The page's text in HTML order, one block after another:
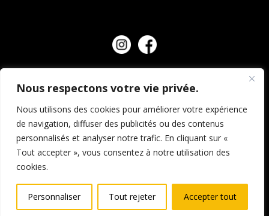
Nous respectons votre vie privée.
Nous utilisons des cookies pour améliorer votre expérience
de navigation, diffuser des publicités ou des contenus
personnalisés et analyser notre trafic. En cliquant sur «
Tout accepter », vous consentez à notre utilisation des
cookies.
Personnaliser Tout rejeter Accepter tout
NOUS CONTACTER
© Ligue d’impro 38, tous droits réservés.Mentions
légales et crédits–Politique de confidentialité–